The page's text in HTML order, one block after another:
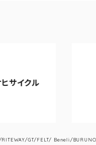
GT/FELT/ Beneli/